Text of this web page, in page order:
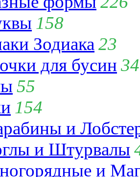
158
Зодиака 23
для бусин 34
55
154
и
и Штурвалы
и